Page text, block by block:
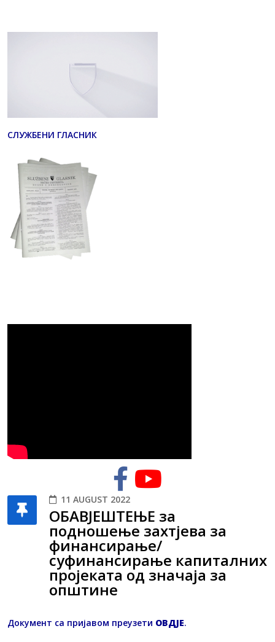
СЛУЖБЕНИ ГЛАСНИК
11 AUGUST 2022
ОБАВЈЕШТЕЊЕ за
подношење захтјева за
финансирање/
суфинансирање капиталних
пројеката од значаја за
општине
Документ са пријавом преузети OВДЈЕ.